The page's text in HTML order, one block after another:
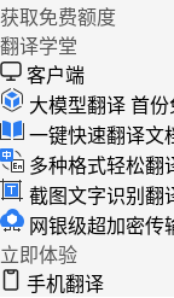
获取免费额度
翻译学堂
客户端
大模型翻译 首份
一键快速翻译文
多种格式轻松翻
截图文字识别翻
网银级超加密传
立即体验
手机翻译